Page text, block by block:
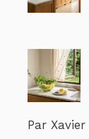
Par Xavier